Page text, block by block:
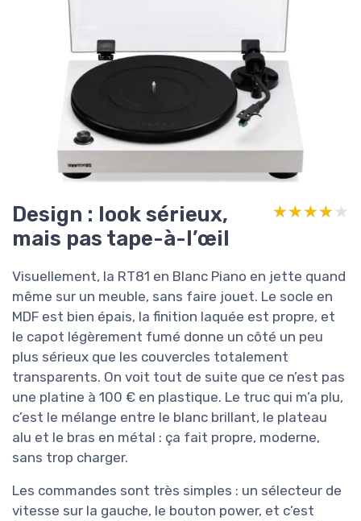
Design : look sérieux,
mais pas tape-à-l’œil
★★★★★
★★★★★
Visuellement, la RT81 en Blanc Piano en jette quand
même sur un meuble, sans faire jouet. Le socle en
MDF est bien épais, la finition laquée est propre, et
le capot légèrement fumé donne un côté un peu
plus sérieux que les couvercles totalement
transparents. On voit tout de suite que ce n’est pas
une platine à 100 € en plastique. Le truc qui m’a plu,
c’est le mélange entre le blanc brillant, le plateau
alu et le bras en métal : ça fait propre, moderne,
sans trop charger.
Les commandes sont très simples : un sélecteur de
vitesse sur la gauche, le bouton power, et c’est